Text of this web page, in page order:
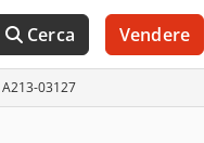
Cerca Vendere
03127